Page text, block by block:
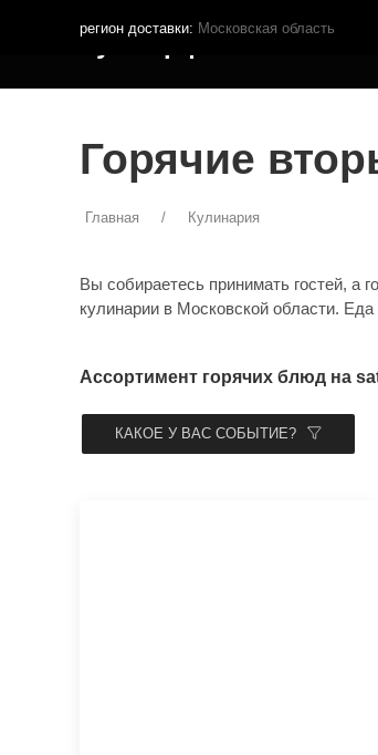
регион доставки: Московская область
Кутья.рф
Горячие
Главная Кулинария
Вы собираетесь принимать гостей, а
кулинарии в Московской области.
Ассортимент горячих блюд на
КАКОЕ У ВАС СОБЫТИЕ?